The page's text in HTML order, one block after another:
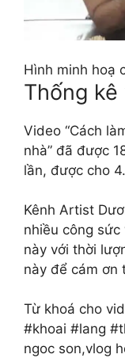
Hình minh hoạ
Thống kê
Video “Cách
nhà” đã được
lần, được cho
Kênh Artist
nhiều công
này với thời
này để cám ơn
Từ khoá cho
#khoai #lang
ngoc son,vlog